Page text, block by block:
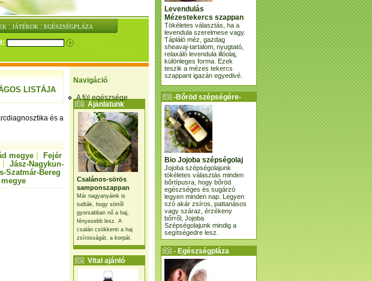
: JÁTÉKOK : EGÉSZSÉGPLÁZA
Navigáció
A fül egészsége
Ajánlatunk
Csalános-sörös
samponszappan
Már nagyanyáink is
tudták, hogy sörtől
gyorsabban nő a haj,
fényesebb lesz. A
csalán csökkenti a haj
zsírosságát, a korpát.
Vital ajánló
LISTÁJA
és a
megye
Fejér
Jász-Nagykun-
Szatmár-Bereg
Levendulás
Mézestekercs szappan
Tökéletes választás, ha a
levendula szerelmese vagy.
Tápláló méz, gazdag
sheavaj-tartalom, nyugtató,
relaxáló levendula illóolaj,
különleges forma. Ezek
teszik a mézes tekercs
szappant igazán egyedivé.
-Bőröd szépségére-
Bio Jojoba szépségolaj
Jojoba szépségolajunk
tökéletes választás minden
bőrtípusra, hogy bőröd
egészséges és sugárzó
legyen minden nap. Legyen
szó akár zsíros, pattanásos
vagy száraz, érzékeny
bőrről, Jojoba
Szépségolajunk mindig a
segítségedre lesz.
- Egészségpláza
ajánlatunk -